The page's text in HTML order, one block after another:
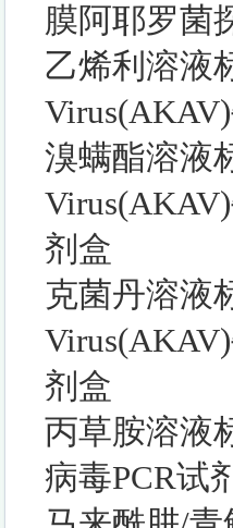
膜阿耶罗菌
乙烯利溶液
溴螨酯溶液
剂盒
克菌丹溶液
剂盒
丙草胺溶液
病毒PCR试